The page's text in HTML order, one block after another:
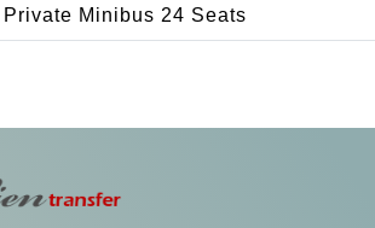
Private Minibus 24 Seats